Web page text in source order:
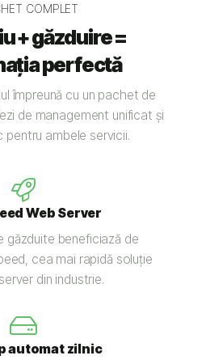
COMPLET
+ găzduire =
perfectă
împreună cu un pachet de
de management unificat și
ambele servicii.
Web Server
găzduite beneficiază de
cea mai rapidă soluție
din industrie.
automat zilnic